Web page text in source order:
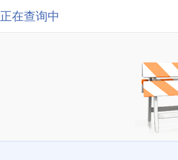
正在查询中